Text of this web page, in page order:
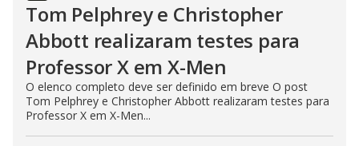
Tom Pelphrey e Christopher
Abbott realizaram testes para
Professor X em X-Men
O elenco completo deve ser definido em breve O post
Tom Pelphrey e Christopher Abbott realizaram testes para
Professor X em X-Men...